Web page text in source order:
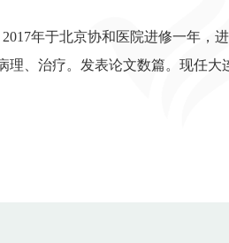
年于北京协和医院进修一年，
理、治疗。发表论文数篇。现任大